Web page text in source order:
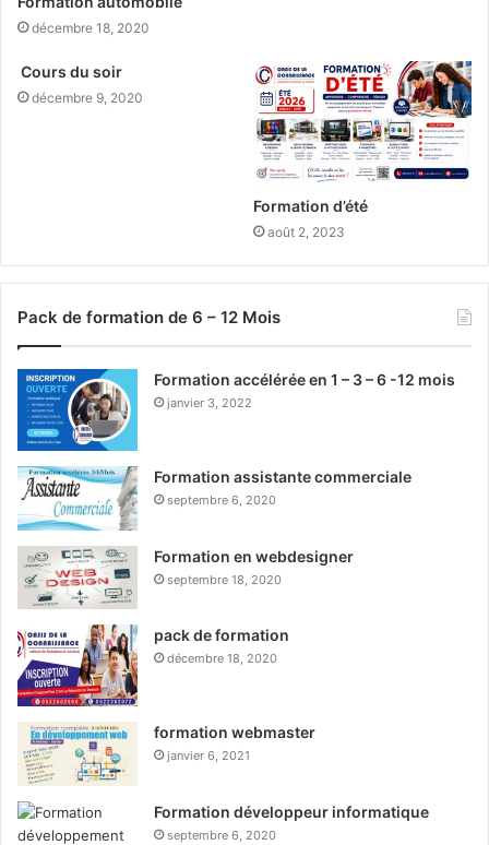
décembre 18, 2020
Cours du soir
décembre 9, 2020
Formation d’été
août 2, 2023
Pack de formation de 6 – 12 Mois
Formation accélérée en 1 – 3 – 6 -12 mois
janvier 3, 2022
Formation assistante commerciale
septembre 6, 2020
Formation en webdesigner
septembre 18, 2020
pack de formation
décembre 18, 2020
formation webmaster
janvier 6, 2021
Formation développeur informatique
septembre 6, 2020